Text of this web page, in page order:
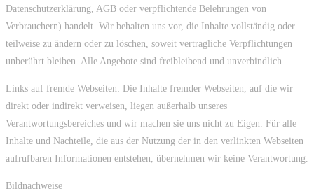
Datenschutzerklärung, AGB oder verpflichtende Belehrungen von
Verbrauchern) handelt. Wir behalten uns vor, die Inhalte vollständig oder
teilweise zu ändern oder zu löschen, soweit vertragliche Verpflichtungen
unberührt bleiben. Alle Angebote sind freibleibend und unverbindlich.
Links auf fremde Webseiten: Die Inhalte fremder Webseiten, auf die wir
direkt oder indirekt verweisen, liegen außerhalb unseres
Verantwortungsbereiches und wir machen sie uns nicht zu Eigen. Für alle
Inhalte und Nachteile, die aus der Nutzung der in den verlinkten Webseiten
aufrufbaren Informationen entstehen, übernehmen wir keine Verantwortung.
Bildnachweise